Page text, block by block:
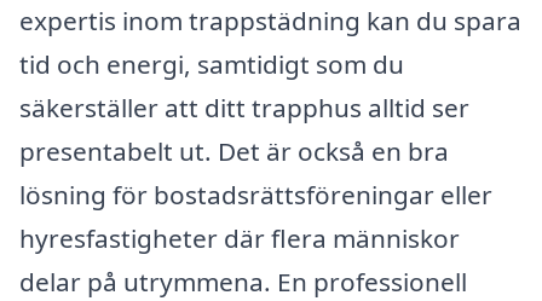
expertis inom trappstädning kan du spara
tid och energi, samtidigt som du
säkerställer att ditt trapphus alltid ser
presentabelt ut. Det är också en bra
lösning för bostadsrättsföreningar eller
hyresfastigheter där flera människor
delar på utrymmena. En professionell